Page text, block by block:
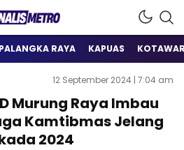
Metro
Informasi
PALANGKA RAYA KAPUAS
12 September 2024 | 7:04 am
Murung Raya Imbau
Kamtibmas Jelang
2024